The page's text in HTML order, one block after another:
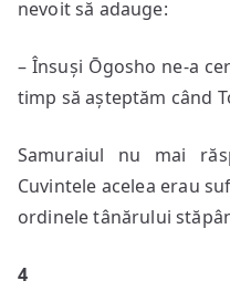
nevoit să adauge:
– Însuși Ōgosho ne-a
timp să așteptăm când
Samuraiul nu mai
Cuvintele acelea erau
ordinele tânărului
4